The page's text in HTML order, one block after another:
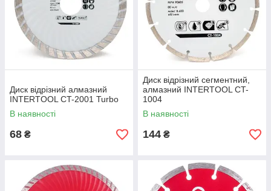
Диск відрізний алмазний
INTERTOOL CT-2001 Turbo
В наявності
68 ₴
Диск відрізний сегментний,
алмазний INTERTOOL CT-
1004
В наявності
144 ₴